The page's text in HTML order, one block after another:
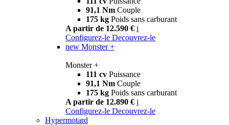
91,1 Nm Couple
175 kg Poids sans carburant
A partir de 12.590 € i
Configurez-le Decouvrez-le
new Monster +
Monster +
111 cv Puissance
91,1 Nm Couple
175 kg Poids sans carburant
A partir de 12.890 € i
Configurez-le Decouvrez-le
Hypermotard